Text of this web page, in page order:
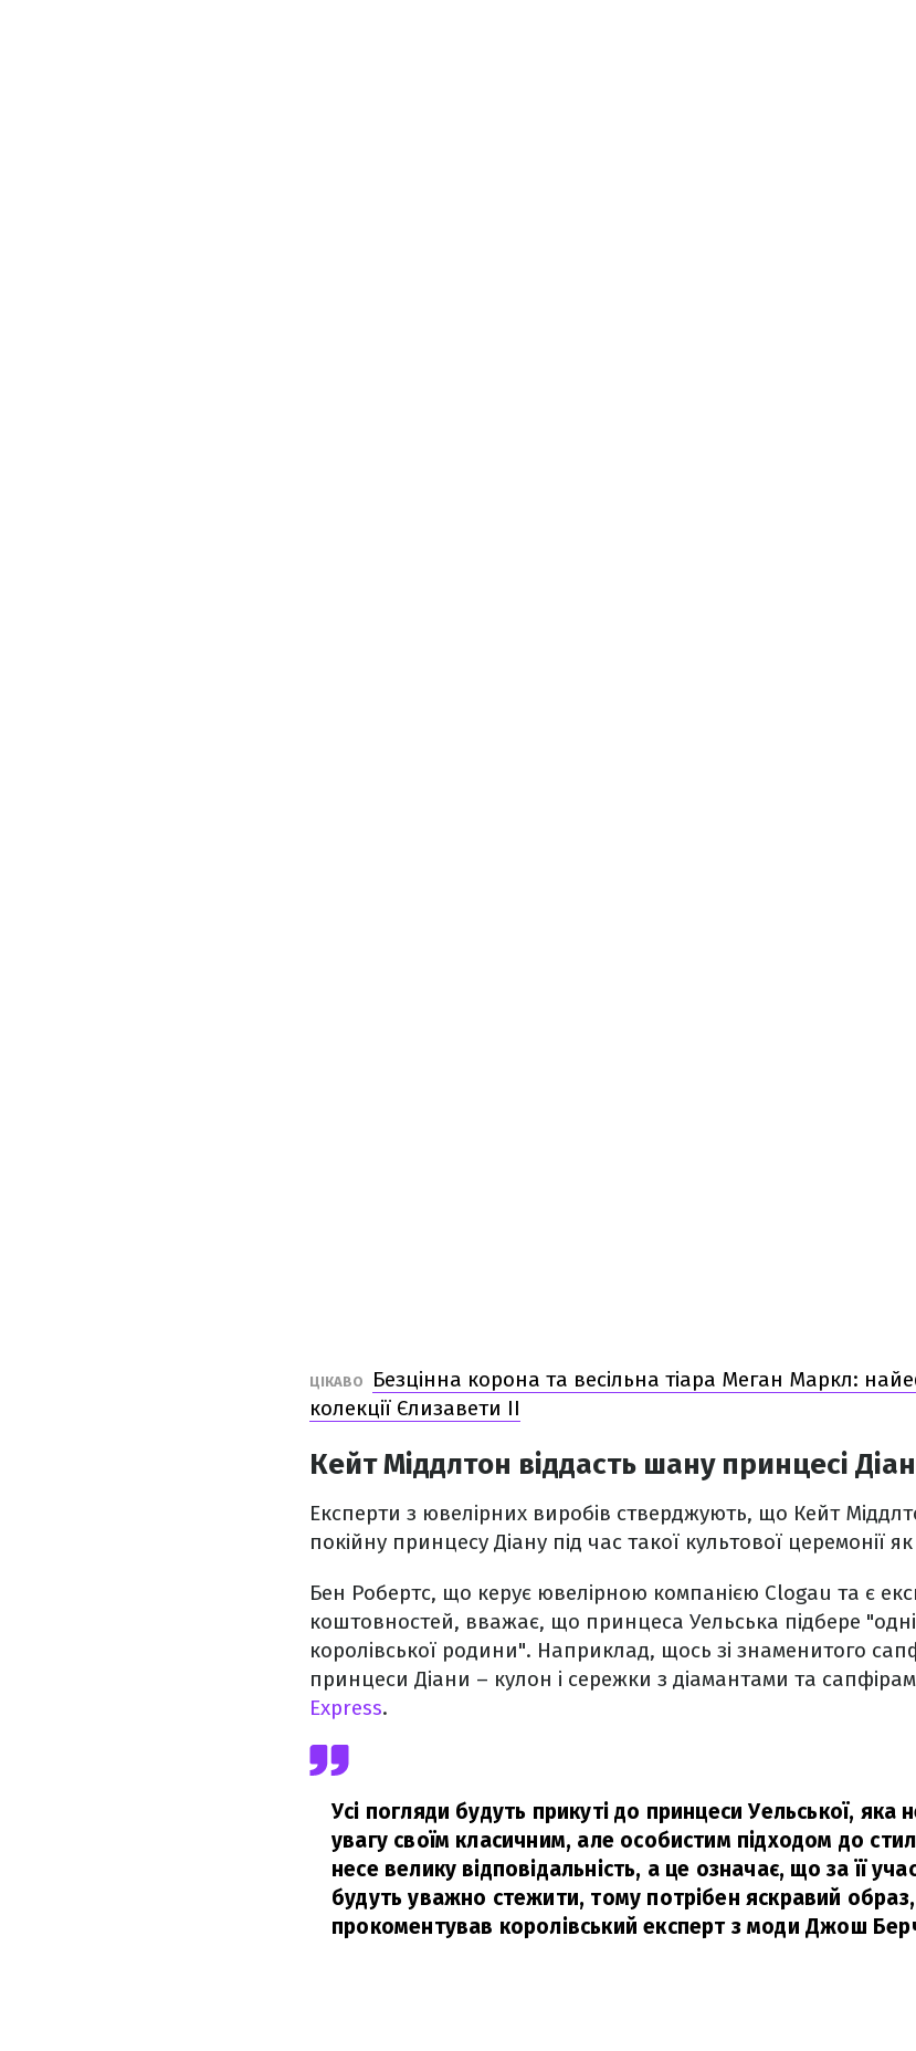
ЦІКАВО
Безцінна корона та весільна тіара Меган Маркл:
колекції Єлизавети ІІ
Кейт Міддлтон віддасть шану принцесі
Експерти з ювелірних виробів стверджують, що Кейт
покійну принцесу Діану під час такої культової церемонії
Бен Робертс, що керує ювелірною компанією Clogau та є
коштовностей, вважає, що принцеса Уельська підбере "одні
королівської родини". Наприклад, щось зі знаменитого
принцеси Діани – кулон і сережки з діамантами та
Express.
Усі погляди будуть прикуті до принцеси Уельської, яка
увагу своїм класичним, але особистим підходом до
несе велику відповідальність, а це означає, що за її
будуть уважно стежити, тому потрібен яскравий образ,
прокоментував королівський експерт з моди Джош